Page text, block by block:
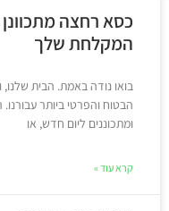
כסא רחצה מתכוונן
המקלחת שלך
בואו נודה באמת. הבית שלנו,
הבטוח והפרטי ביותר עבורנו.
ומתכוננים ליום חדש, או
קרא עוד »